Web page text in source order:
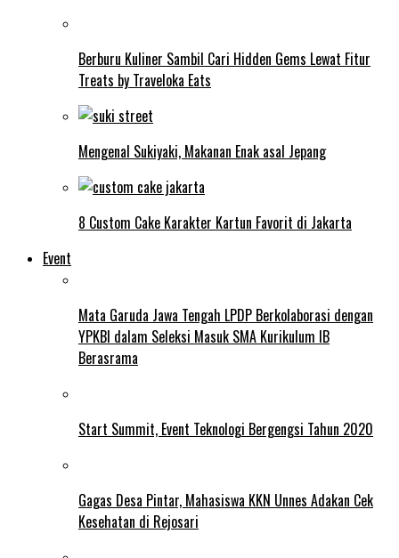
Berburu Kuliner Sambil Cari Hidden Gems Lewat Fitur
Treats by Traveloka Eats
Mengenal Sukiyaki, Makanan Enak asal Jepang
8 Custom Cake Karakter Kartun Favorit di Jakarta
Event
Mata Garuda Jawa Tengah LPDP Berkolaborasi dengan
YPKBI dalam Seleksi Masuk SMA Kurikulum IB
Berasrama
Start Summit, Event Teknologi Bergengsi Tahun 2020
Gagas Desa Pintar, Mahasiswa KKN Unnes Adakan Cek
Kesehatan di Rejosari